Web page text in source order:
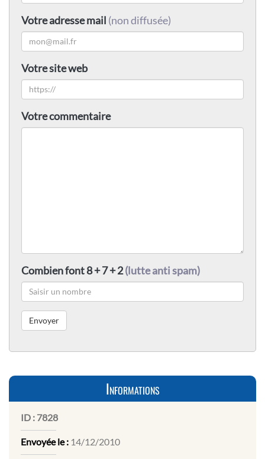
Votre adresse mail (non diffusée)
Votre site web
Votre commentaire
Combien font 8 + 7 + 2(lutte anti spam)
Informations
ID : 7828
Envoyée le : 14/12/2010